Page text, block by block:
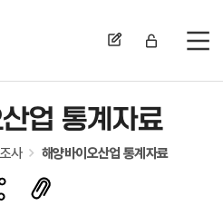
전
업 통계자료
사 해양바이오산업 통계자료